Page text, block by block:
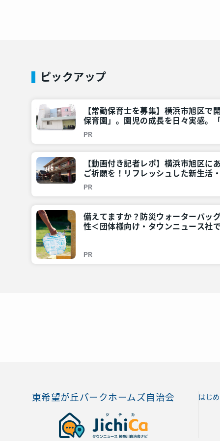
ピックアップ
【常勤保育士を募集】横浜市旭区で
保育園」。園児の成長を日々実感。
ませんか？」 – 神奈川・東京多摩の
PR
【動画付き記者レポ】横浜市旭区に
ご祈願を！リフレッシュした新生活
奈川・東京多摩のご近所情報 – レア
PR
備えてますか？防災ウォーターバッ
性＜団体様向け・タウンニュース社
PR
東希望が丘パークホームズ自治会 はじ